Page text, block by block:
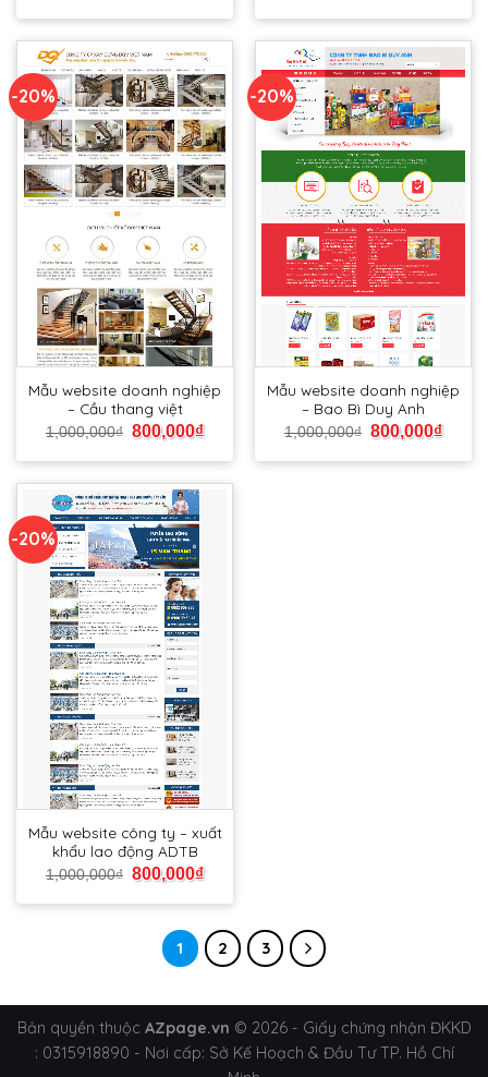
-20%
Mẫu website doanh nghiệp
– Cầu thang việt
1,000,000₫ 800,000₫
-20%
Mẫu website doanh nghiệp
– Bao Bì Duy Anh
1,000,000₫ 800,000₫
-20%
Mẫu website công ty – xuất
khẩu lao động ADTB
1,000,000₫ 800,000₫
1 2 3
Bản quyền thuộc AZpage.vn © 2026 - Giấy chứng nhận ĐKKD
: 0315918890 - Nơi cấp: Sở Kế Hoạch & Đầu Tư TP. Hồ Chí